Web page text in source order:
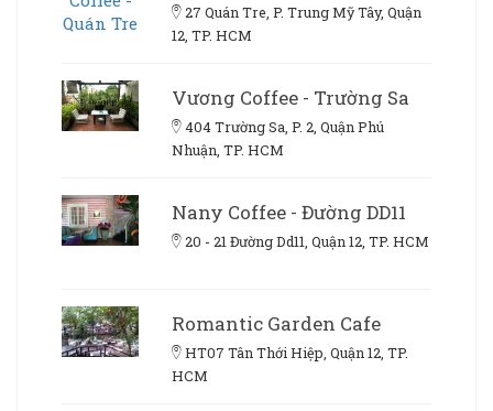
27 Quán Tre, P. Trung Mỹ Tây, Quận
12, TP. HCM
Vương Coffee - Trường Sa
404 Trường Sa, P. 2, Quận Phú
Nhuận, TP. HCM
Nany Coffee - Đường DD11
20 - 21 Đường Dd11, Quận 12, TP. HCM
Romantic Garden Cafe
HT07 Tân Thới Hiệp, Quận 12, TP.
HCM